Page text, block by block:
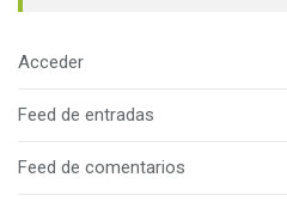
Acceder
Feed de entradas
Feed de comentarios